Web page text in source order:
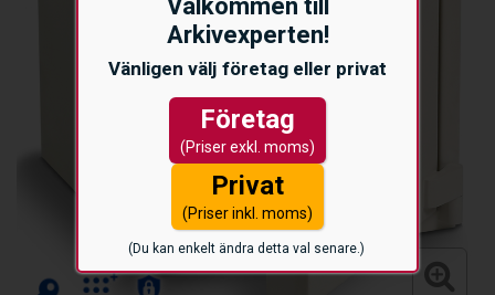
Arkivexperten!
Vänligen välj företag eller privat
Företag
(Priser exkl. moms)
Privat
(Priser inkl. moms)
(Du kan enkelt ändra detta val senare.)